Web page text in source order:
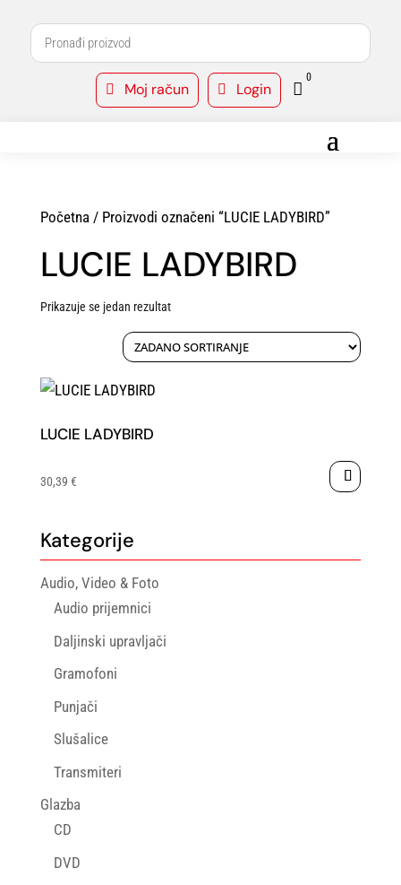
 Moj račun  Login 
0
Početna/ Proizvodi označeni “LUCIE LADYBIRD”
LUCIE LADYBIRD
Prikazuje se jedan rezultat
LUCIE LADYBIRD
30,39 €
Kategorije
Audio, Video & Foto
Audio prijemnici
Daljinski upravljači
Gramofoni
Punjači
Slušalice
Transmiteri
Glazba
CD
DVD